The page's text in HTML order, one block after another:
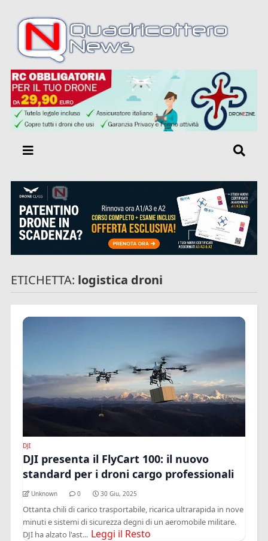
ETICHETTA: logistica droni
DJI
DJI presenta il FlyCart 100: il nuovo
standard per i droni cargo professionali
Unknown 0 30 Giu, 2025
Ottanta chili di carico trasportabile, ricarica ultrarapida in nove
minuti e sistemi di sicurezza degni di un aeromobile militare.
DJI ha alzato l'ast... Leggi il Resto